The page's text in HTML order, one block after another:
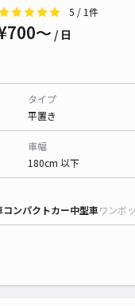
5 / 1件
〜 / 日
タイプ
平置き
車幅
180cm 以下
コンパクトカー中型車ワンボ